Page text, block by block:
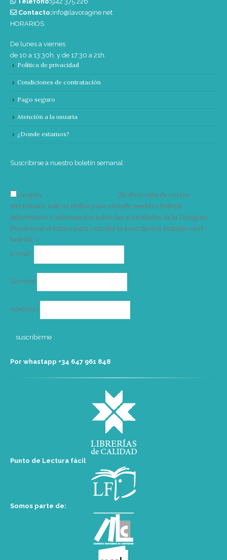
Contacto:info@lavoragine.net
HORARIOS
De lunes a viernes
de 10 a 13:30h. y de 17:30 a 21h.
Política de privacidad
Condiciones de contratación
Pago seguro
Atención a la usuaria
¿Donde estamos?
Suscribirse a nuestro boletín semanal
Acepto
Su dirección de correo
electrónico solo se utiliza para enviarle nuestro boletín
informativo e información sobre las actividades de la Vorágine.
Puede usar el enlace para cancelar la suscripción incluido en el
boletín. >
E-mail*
Nombre
Apellidos
Por whastapp +34 ‭647 961 848‬
Punto de Lectura fácil
Somos parte de: